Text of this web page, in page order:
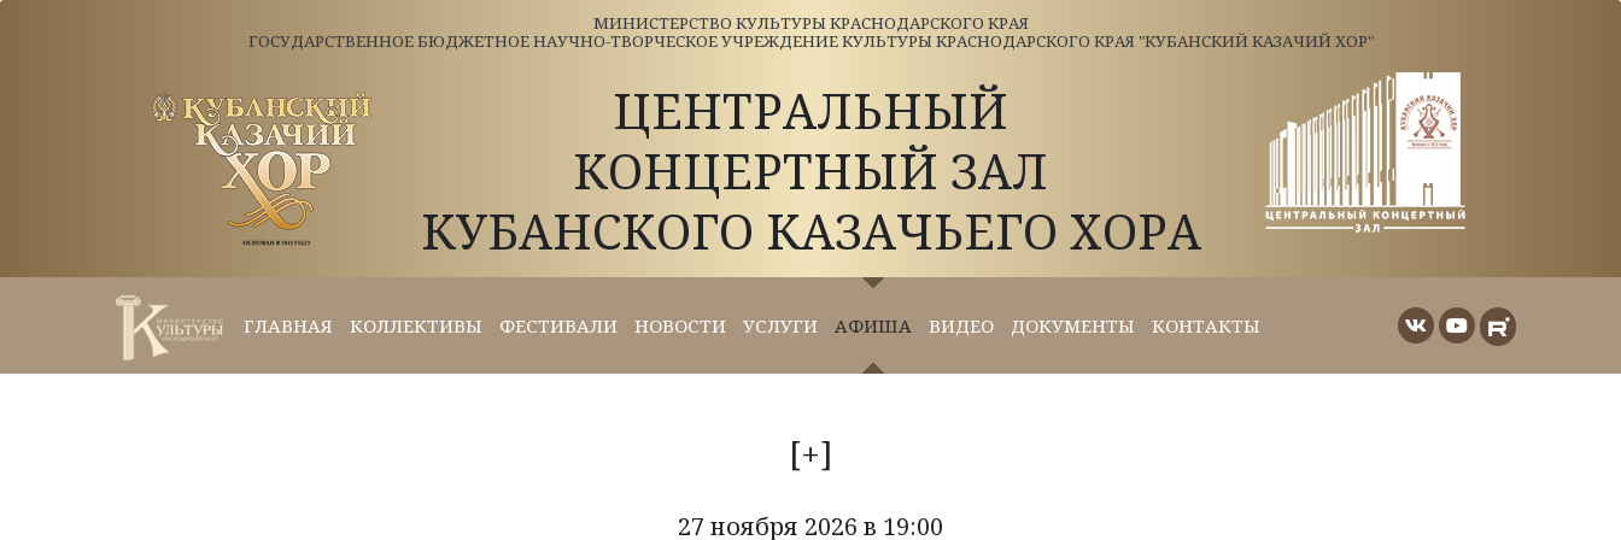
МИНИСТЕРСТВО КУЛЬТУРЫ КРАСНОДАРСКОГО КРАЯ
ГОСУДАРСТВЕННОЕ БЮДЖЕТНОЕ НАУЧНО-ТВОРЧЕСКОЕ УЧРЕЖДЕНИЕ КУЛЬТУРЫ КРАСНОДАРСКОГО КРАЯ "КУБАНСКИЙ КАЗАЧИЙ ХОР"
ЦЕНТРАЛЬНЫЙ
КОНЦЕРТНЫЙ ЗАЛ
КУБАНСКОГО КАЗАЧЬЕГО ХОРА
ГЛАВНАЯ КОЛЛЕКТИВЫ ФЕСТИВАЛИ НОВОСТИ УСЛУГИ АФИША ВИДЕО ДОКУМЕНТЫ КОНТАКТЫ
[+]
27 ноября 2026 в 19:00